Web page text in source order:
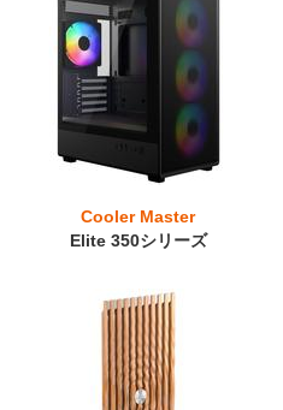
Cooler Master
Elite 350シリーズ